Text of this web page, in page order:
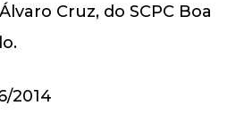
Cruz, do SCPC Boa
2014